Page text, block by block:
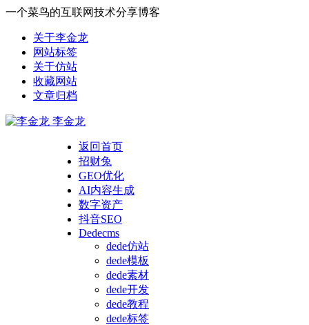
一个菜鸟的互联网技术分享博客
关于李金龙
网站标签
关于仿站
收藏网站
文章归档
李金龙
返回首页
招财兔
GEO优化
AI内容生成
数字资产
抖音SEO
Dedecms
dede仿站
dede模板
dede素材
dede开发
dede教程
dede标签